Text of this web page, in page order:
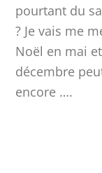
pourtant du
? Je vais me
Noël en mai
décembre
encore ….